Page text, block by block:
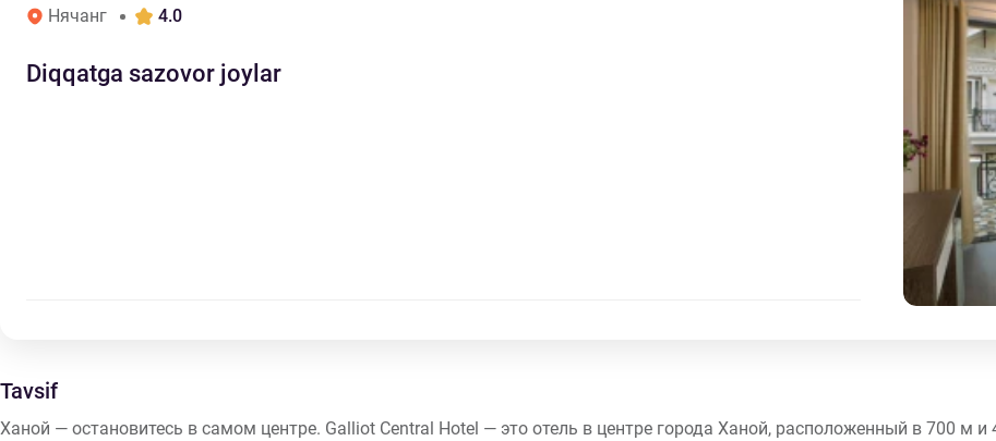
Нячанг 4.0
Diqqatga sazovor joylar
Tavsif
Ханой — остановитесь в самом центре. Galliot Central Hotel — это отель в центре города Ханой, расположенный в 700 м и